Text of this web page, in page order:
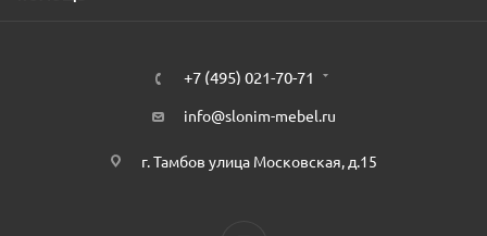
+7 (495) 021-70-71
info@slonim-mebel.ru
г. Тамбов улица Московская, д.15